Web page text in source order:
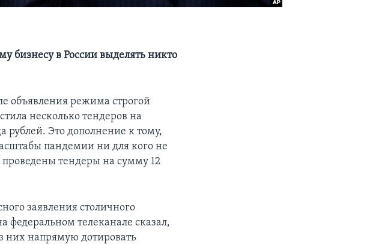
бизнесу в России выделять никто
объявления режима строгой
несколько тендеров на
рублей. Это дополнение к тому,
пандемии ни для кого не
тендеры на сумму 12
заявления столичного
федеральном телеканале сказал,
них напрямую дотировать